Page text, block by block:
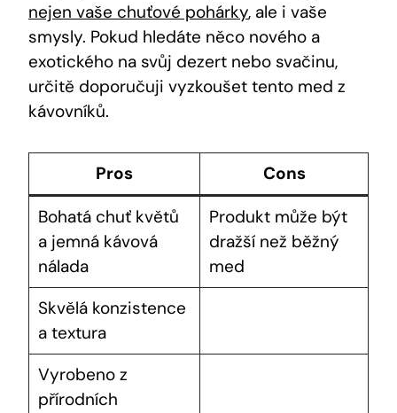
nejen vaše chuťové pohárky, ale i vaše
smysly. Pokud hledáte něco nového a
exotického na svůj dezert nebo svačinu,
určitě doporučuji vyzkoušet tento med z
kávovníků.
Pros
Cons
Bohatá chuť květů
a jemná kávová
nálada
Produkt může být
dražší než běžný
med
Skvělá konzistence
a textura
Vyrobeno z
přírodních